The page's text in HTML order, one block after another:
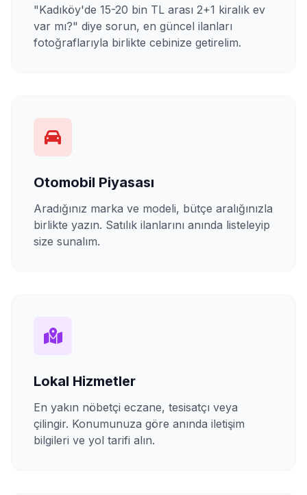
"Kadıköy'de 15-20 bin TL arası 2+1 kiralık ev
var mı?" diye sorun, en güncel ilanları
fotoğraflarıyla birlikte cebinize getirelim.
Otomobil Piyasası
Aradığınız marka ve modeli, bütçe aralığınızla
birlikte yazın. Satılık ilanlarını anında listeleyip
size sunalım.
Lokal Hizmetler
En yakın nöbetçi eczane, tesisatçı veya
çilingir. Konumunuza göre anında iletişim
bilgileri ve yol tarifi alın.